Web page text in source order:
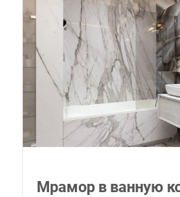
Мрамор в ванную